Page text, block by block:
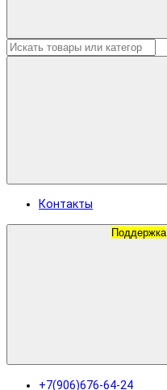
Контакты
Поддержка
+7(906)676-64-24